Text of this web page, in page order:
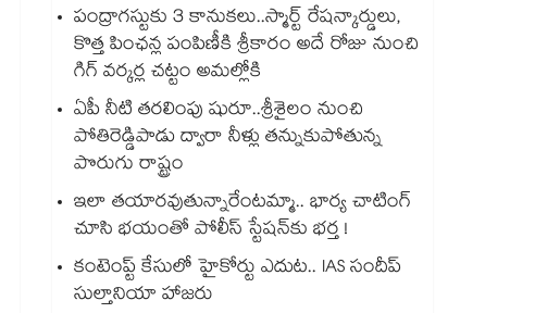
పంద్రాగస్టుకు 3 కానుకలు..స్మార్ట్ రేషన్కార్డులు,
కొత్త పింఛన్ల పంపిణీకి శ్రీకారం అదే రోజు నుంచి
గిగ్ వర్కర్ల చట్టం అమల్లోకి
ఏపీ నీటి తరలింపు షురూ..శ్రీశైలం నుంచి
పోతిరెడ్డిపాడు ద్వారా నీళ్లు తన్నుకుపోతున్న
పొరుగు రాష్ట్రం
ఇలా తయారవుతున్నారేంటమ్మా.. భార్య చాటింగ్
చూసి భయంతో పోలీస్ స్టేషన్⁫కు భర్త !
కంటెంప్ట్ కేసులో హైకోర్టు ఎదుట.. IAS సందీప్
సుల్తానియా హాజరు